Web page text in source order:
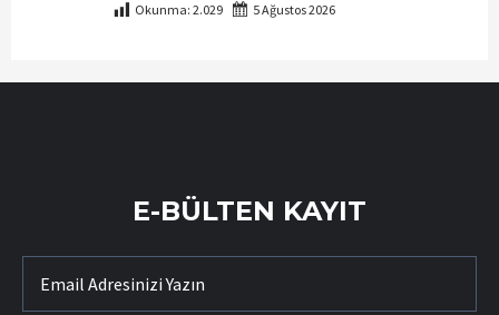
Okunma:2.029 5 Ağustos 2026
E-BÜLTEN KAYIT